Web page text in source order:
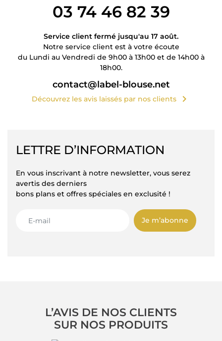
03 74 46 82 39
Service client fermé jusqu'au 17 août.
Notre service client est à votre écoute
du Lundi au Vendredi de 9h00 à 13h00 et de 14h00 à
18h00.
contact@label-blouse.net
Découvrez les avis laissés par nos clients chevron_right
LETTRE D’INFORMATION
En vous inscrivant à notre newsletter, vous serez
avertis des derniers
bons plans et offres spéciales en exclusité !
Je m’abonne
L’AVIS DE NOS CLIENTS
SUR NOS PRODUITS